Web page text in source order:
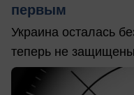
первым
Украина осталась
теперь не